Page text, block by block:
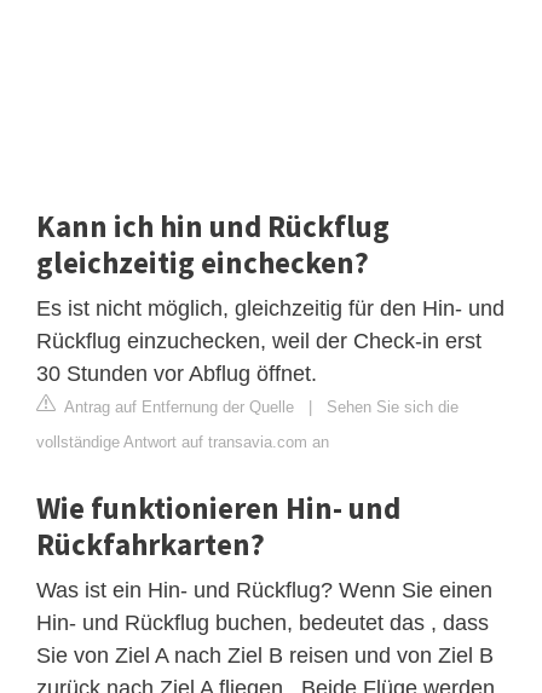
Kann ich hin und Rückflug
gleichzeitig einchecken?
Es ist nicht möglich, gleichzeitig für den Hin- und
Rückflug einzuchecken, weil der Check-in erst
30 Stunden vor Abflug öffnet.
Antrag auf Entfernung der Quelle | Sehen Sie sich die
vollständige Antwort auf transavia.com an
Wie funktionieren Hin- und
Rückfahrkarten?
Was ist ein Hin- und Rückflug? Wenn Sie einen
Hin- und Rückflug buchen, bedeutet das , dass
Sie von Ziel A nach Ziel B reisen und von Ziel B
zurück nach Ziel A fliegen . Beide Flüge werden